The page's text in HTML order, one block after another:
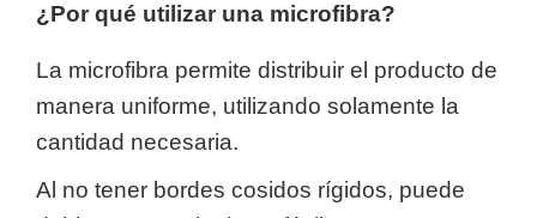
¿Por qué utilizar una microfibra?
La microfibra permite distribuir el producto de
manera uniforme, utilizando solamente la
cantidad necesaria.
Al no tener bordes cosidos rígidos, puede